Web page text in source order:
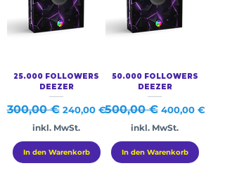
25.000 FOLLOWERS
DEEZER
Standardpreis
300,00 € Sale-Preis
240,00 €
inkl. MwSt.
In den Warenkorb
50.000 FOLLOWERS
DEEZER
Standardpreis
500,00 € Sale-Preis
400,00 €
inkl. MwSt.
In den Warenkorb